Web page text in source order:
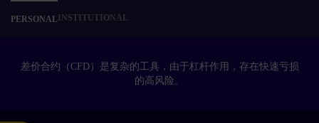
PERSONAL INSTITUTIONAL
差价合约（CFD）是复杂的工具，由于杠杆作用，存在快速亏损
的高风险。